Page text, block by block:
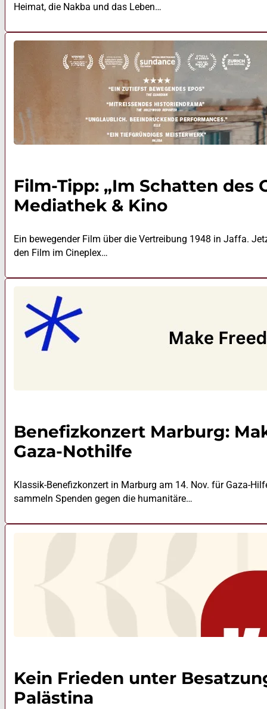
Heimat, die Nakba und das Leben…
Film-Tipp: „Im Schatten des
Mediathek & Kino
Ein bewegender Film über die Vertreibung 1948 in Jaffa.
den Film im Cineplex…
Benefizkonzert Marburg:
Gaza-Nothilfe
Klassik-Benefizkonzert in Marburg am 14. Nov. für Gaza-
sammeln Spenden gegen die humanitäre…
Kein Frieden unter
Palästina